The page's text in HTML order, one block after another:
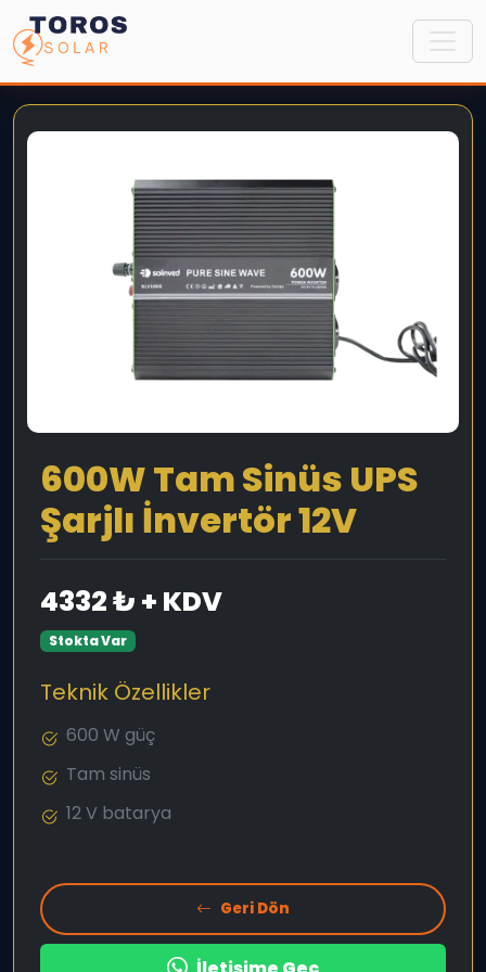
600W Tam Sinüs UPS
Şarjlı İnvertör 12V
4332 ₺ + KDV
Stokta Var
Teknik Özellikler
600 W güç
Tam sinüs
12 V batarya
Geri Dön